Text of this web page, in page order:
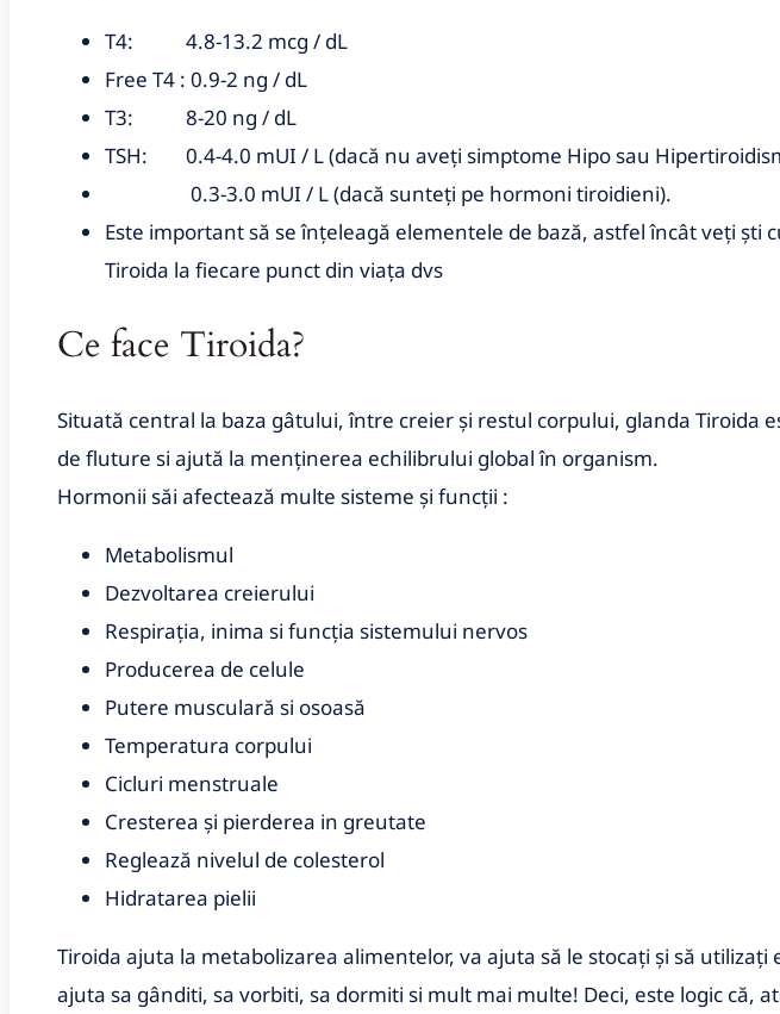
T4: 4.8-13.2 mcg / dL
Free T4 : 0.9-2 ng / dL
T3: 8-20 ng / dL
TSH: 0.4-4.0 mUI / L (dacă nu aveți simptome Hipo sau
0.3-3.0 mUI / L (dacă sunteți pe hormoni tiroidieni).
Este important să se înțeleagă elementele de bază, astfel încât veți ști
Tiroida la fiecare punct din viața dvs
Ce face Tiroida?
Situată central la baza gâtului, între creier și restul corpului, glanda Tiroida
de fluture si ajută la menținerea echilibrului global în organism.
Hormonii săi afectează multe sisteme și funcții :
Metabolismul
Dezvoltarea creierului
Respirația, inima si funcția sistemului nervos
Producerea de celule
Putere musculară si osoasă
Temperatura corpului
Cicluri menstruale
Cresterea şi pierderea in greutate
Reglează nivelul de colesterol
Hidratarea pielii
Tiroida ajuta la metabolizarea alimentelor, va ajuta să le stocați și să utilizați
ajuta sa gânditi, sa vorbiti, sa dormiti si mult mai multe! Deci, este logic că,